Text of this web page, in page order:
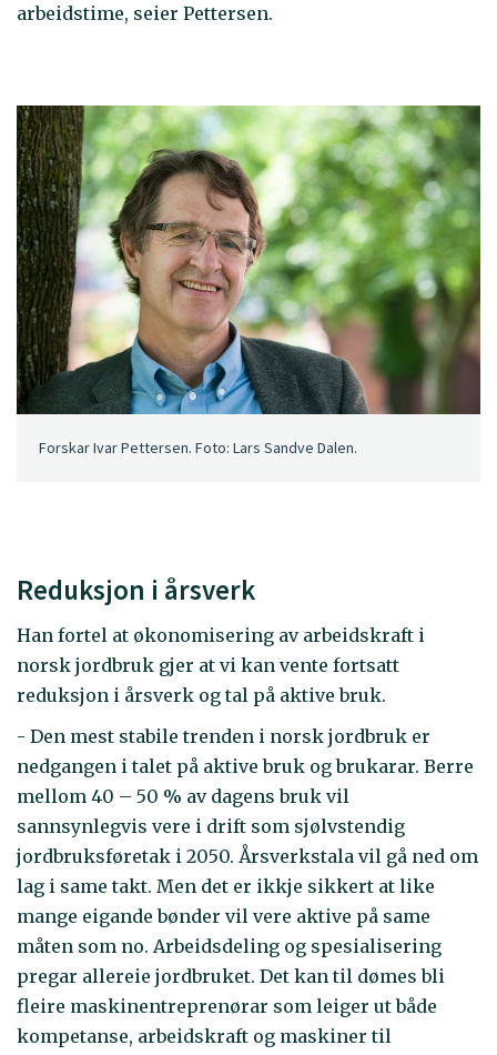
arbeidstime, seier Pettersen.
Forskar Ivar Pettersen. Foto: Lars Sandve Dalen.
Reduksjon i årsverk
Han fortel at økonomisering av arbeidskraft i
norsk jordbruk gjer at vi kan vente fortsatt
reduksjon i årsverk og tal på aktive bruk.
- Den mest stabile trenden i norsk jordbruk er
nedgangen i talet på aktive bruk og brukarar. Berre
mellom 40 – 50 % av dagens bruk vil
sannsynlegvis vere i drift som sjølvstendig
jordbruksføretak i 2050. Årsverkstala vil gå ned om
lag i same takt. Men det er ikkje sikkert at like
mange eigande bønder vil vere aktive på same
måten som no. Arbeidsdeling og spesialisering
pregar allereie jordbruket. Det kan til dømes bli
fleire maskinentreprenørar som leiger ut både
kompetanse, arbeidskraft og maskiner til